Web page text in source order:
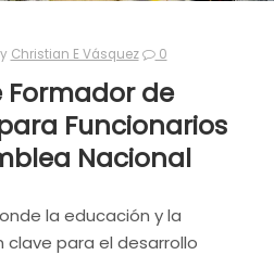
Christian E Vásquez 0
Formador de
Funcionarios
Nacional
la educación y la
para el desarrollo